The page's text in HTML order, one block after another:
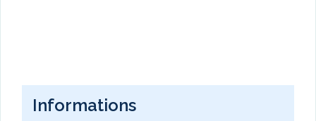
Informations